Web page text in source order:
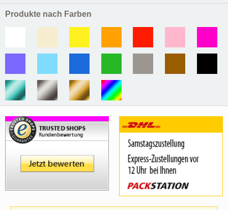
Produkte nach Farben